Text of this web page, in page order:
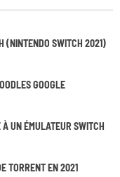
(NINTENDO SWITCH 2021)
GOOGLE
UN ÉMULATEUR SWITCH
TORRENT EN 2021